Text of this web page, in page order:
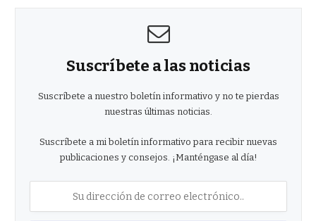
Suscríbete a las noticias
Suscríbete a nuestro boletín informativo y no te pierdas
nuestras últimas noticias.
Suscríbete a mi boletín informativo para recibir nuevas
publicaciones y consejos. ¡Manténgase al día!